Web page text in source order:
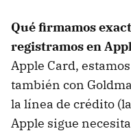
Qué firmamos
registramos en
Apple Card,
también con
la línea de crédito
Apple sigue